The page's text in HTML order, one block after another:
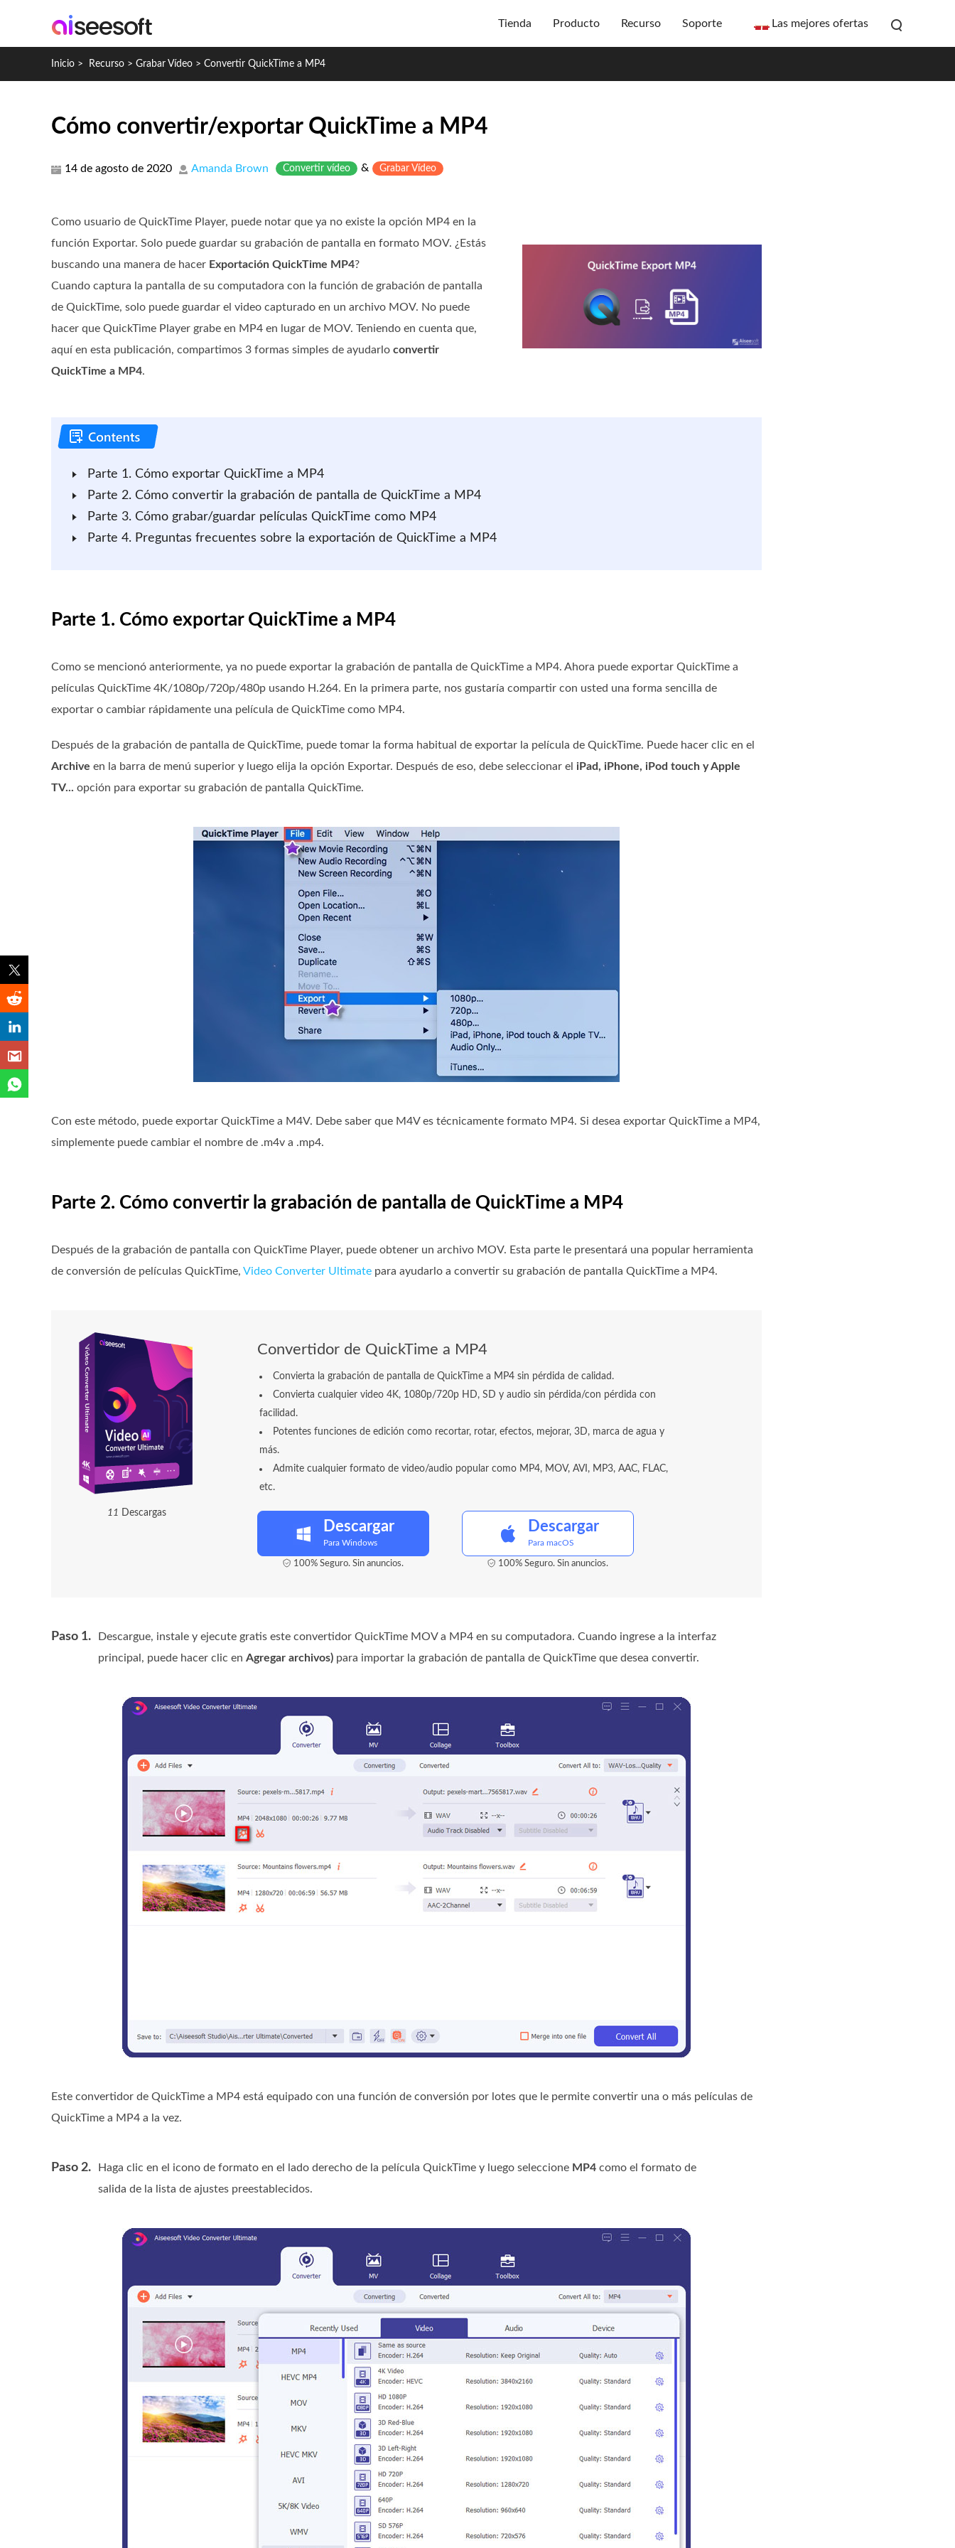
Tienda Producto Recurso Soporte Las mejores ofertas
Inicio > Recurso > Grabar Vídeo > Convertir QuickTime a MP4
Cómo convertir/exportar QuickTime a MP4
14 de agosto de 2020 Amanda Brown Convertir vídeo & Grabar Vídeo
Como usuario de QuickTime Player, puede notar que ya no existe la opción MP4 en la
función Exportar. Solo puede guardar su grabación de pantalla en formato MOV. ¿Estás
buscando una manera de hacer Exportación QuickTime MP4?
Cuando captura la pantalla de su computadora con la función de grabación de pantalla
de QuickTime, solo puede guardar el video capturado en un archivo MOV. No puede
hacer que QuickTime Player grabe en MP4 en lugar de MOV. Teniendo en cuenta que,
aquí en esta publicación, compartimos 3 formas simples de ayudarlo convertir
QuickTime a MP4.
Parte 1. Cómo exportar QuickTime a MP4
Parte 2. Cómo convertir la grabación de pantalla de QuickTime a MP4
Parte 3. Cómo grabar/guardar películas QuickTime como MP4
Parte 4. Preguntas frecuentes sobre la exportación de QuickTime a MP4
Parte 1. Cómo exportar QuickTime a MP4
Como se mencionó anteriormente, ya no puede exportar la grabación de pantalla de QuickTime a MP4. Ahora puede exportar QuickTime a
películas QuickTime 4K/1080p/720p/480p usando H.264. En la primera parte, nos gustaría compartir con usted una forma sencilla de
exportar o cambiar rápidamente una película de QuickTime como MP4.
Después de la grabación de pantalla de QuickTime, puede tomar la forma habitual de exportar la película de QuickTime. Puede hacer clic en el
Archive en la barra de menú superior y luego elija la opción Exportar. Después de eso, debe seleccionar el iPad, iPhone, iPod touch y Apple
TV... opción para exportar su grabación de pantalla QuickTime.
Con este método, puede exportar QuickTime a M4V. Debe saber que M4V es técnicamente formato MP4. Si desea exportar QuickTime a MP4,
simplemente puede cambiar el nombre de .m4v a .mp4.
Parte 2. Cómo convertir la grabación de pantalla de QuickTime a MP4
Después de la grabación de pantalla con QuickTime Player, puede obtener un archivo MOV. Esta parte le presentará una popular herramienta
de conversión de películas QuickTime, Video Converter Ultimate para ayudarlo a convertir su grabación de pantalla QuickTime a MP4.
11 Descargas
Convertidor de QuickTime a MP4
Convierta la grabación de pantalla de QuickTime a MP4 sin pérdida de calidad.
Convierta cualquier video 4K, 1080p/720p HD, SD y audio sin pérdida/con pérdida con
facilidad.
Potentes funciones de edición como recortar, rotar, efectos, mejorar, 3D, marca de agua y
más.
Admite cualquier formato de video/audio popular como MP4, MOV, AVI, MP3, AAC, FLAC,
etc.
Descargar
Para Windows
100% Seguro. Sin anuncios.
Descargar
Para macOS
100% Seguro. Sin anuncios.
Paso 1.
Descargue, instale y ejecute gratis este convertidor QuickTime MOV a MP4 en su computadora. Cuando ingrese a la interfaz
principal, puede hacer clic en Agregar archivos) para importar la grabación de pantalla de QuickTime que desea convertir.
Este convertidor de QuickTime a MP4 está equipado con una función de conversión por lotes que le permite convertir una o más películas de
QuickTime a MP4 a la vez.
Paso 2. Haga clic en el icono de formato en el lado derecho de la película QuickTime y luego seleccione MP4 como el formato de
salida de la lista de ajustes preestablecidos.